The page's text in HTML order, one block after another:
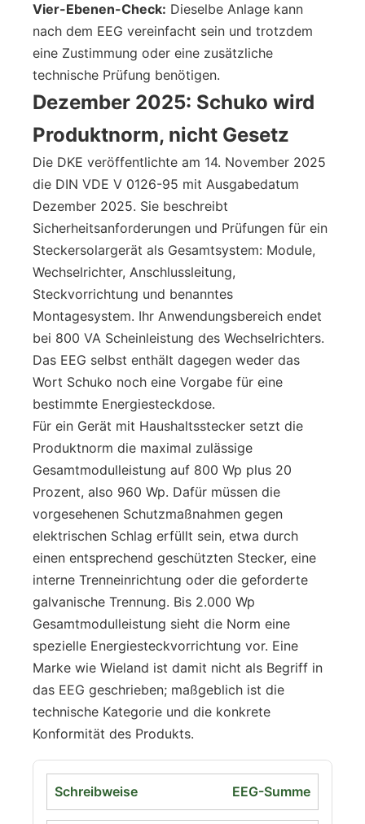
Vier-Ebenen-Check: Dieselbe Anlage kann
nach dem EEG vereinfacht sein und trotzdem
eine Zustimmung oder eine zusätzliche
technische Prüfung benötigen.
Dezember 2025: Schuko wird
Produktnorm, nicht Gesetz
Die DKE veröffentlichte am 14. November 2025
die DIN VDE V 0126-95 mit Ausgabedatum
Dezember 2025. Sie beschreibt
Sicherheitsanforderungen und Prüfungen für ein
Steckersolargerät als Gesamtsystem: Module,
Wechselrichter, Anschlussleitung,
Steckvorrichtung und benanntes
Montagesystem. Ihr Anwendungsbereich endet
bei 800 VA Scheinleistung des Wechselrichters.
Das EEG selbst enthält dagegen weder das
Wort Schuko noch eine Vorgabe für eine
bestimmte Energiesteckdose.
Für ein Gerät mit Haushaltsstecker setzt die
Produktnorm die maximal zulässige
Gesamtmodulleistung auf 800 Wp plus 20
Prozent, also 960 Wp. Dafür müssen die
vorgesehenen Schutzmaßnahmen gegen
elektrischen Schlag erfüllt sein, etwa durch
einen entsprechend geschützten Stecker, eine
interne Trenneinrichtung oder die geforderte
galvanische Trennung. Bis 2.000 Wp
Gesamtmodulleistung sieht die Norm eine
spezielle Energiesteckvorrichtung vor. Eine
Marke wie Wieland ist damit nicht als Begriff in
das EEG geschrieben; maßgeblich ist die
technische Kategorie und die konkrete
Konformität des Produkts.
EEG-Summe